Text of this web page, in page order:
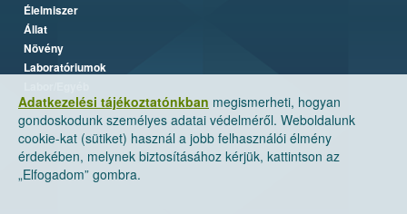
Adatkezelési tájékoztatónkban megismerheti, hogyan
gondoskodunk személyes adatai védelméről. Weboldalunk
cookie-kat (sütiket) használ a jobb felhasználói élmény
érdekében, melynek biztosításához kérjük, kattintson az
„Elfogadom” gombra.
Élelmiszer
Állat
Növény
Laboratóriumok